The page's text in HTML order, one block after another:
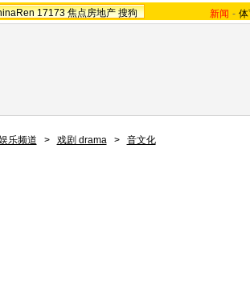
17173 焦点房地产 搜狗 新闻 -
乐频道 > 戏剧 drama > 音文化